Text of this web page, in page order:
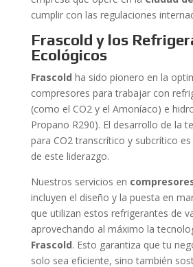
cumplir con las regulaciones
Frascold y los
Ecológicos
Frascold ha sido pionero en la
compresores para trabajar con
(como el CO2 y el Amoníaco) e
Propano R290). El desarrollo de la
para CO2 transcrítico y subcrítico
de este liderazgo.
Nuestros servicios en
incluyen el diseño y la puesta en
que utilizan estos refrigerantes de
aprovechando al máximo la
Frascold. Esto garantiza que tu
solo sea eficiente, sino también